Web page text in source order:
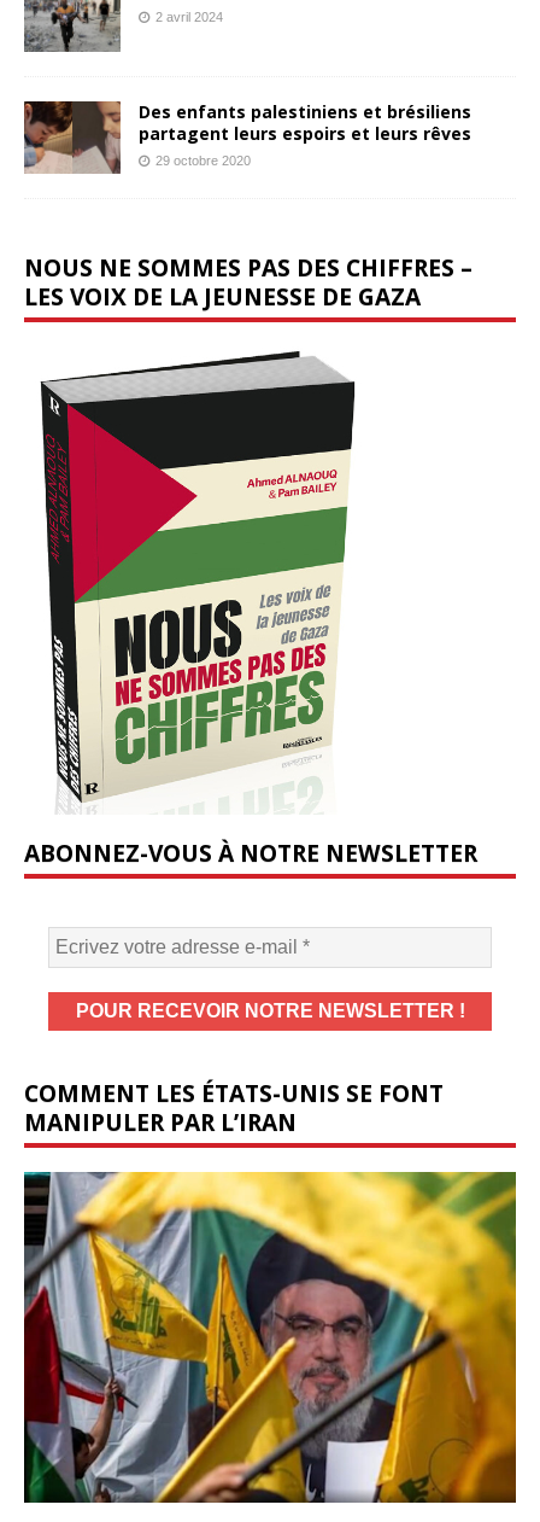
2 avril 2024
Des enfants palestiniens et brésiliens
partagent leurs espoirs et leurs rêves
29 octobre 2020
NOUS NE SOMMES PAS DES CHIFFRES –
LES VOIX DE LA JEUNESSE DE GAZA
ABONNEZ-VOUS À NOTRE NEWSLETTER
COMMENT LES ÉTATS-UNIS SE FONT
MANIPULER PAR L’IRAN